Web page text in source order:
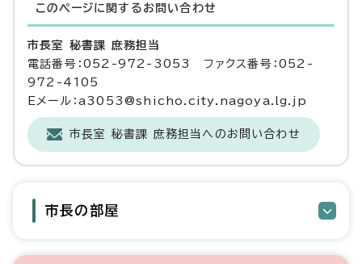
このページに関する お問い合わせ
市長室 秘書課 庶務担当
電話番号：052-972-3053 ファクス番号：052-
972-4105
Eメール：a3053@shicho.city.nagoya.lg.jp
市長室 秘書課 庶務担当へのお問い合わせ
市長の部屋